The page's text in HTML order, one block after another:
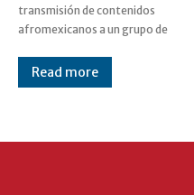
transmisión de contenidos
afromexicanos a un grupo de
Read more